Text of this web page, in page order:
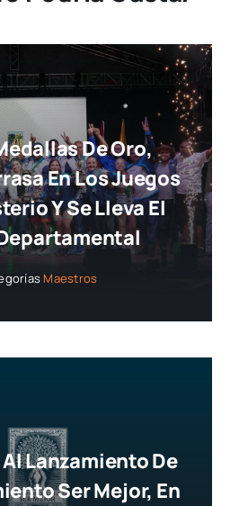
De Oro,
En Los Juegos
Y Se Lleva El
Maestros
Lanzamiento De
Ser Mejor, En